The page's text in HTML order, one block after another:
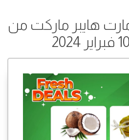
هايبر ماركت من